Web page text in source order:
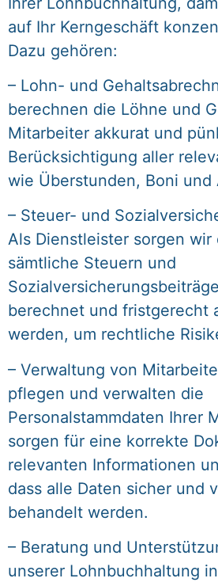
auf Ihr Kerngeschäft
Dazu gehören:
– Lohn- und
berechnen die Löhne und
Mitarbeiter akkurat und
Berücksichtigung aller
wie Überstunden, Boni und
– Steuer- und
Als Dienstleister sorgen wir
sämtliche Steuern und
berechnet und fristgerecht
werden, um rechtliche
– Verwaltung von
pflegen und verwalten die
Personalstammdaten Ihrer
sorgen für eine korrekte
relevanten Informationen
dass alle Daten sicher und
behandelt werden.
– Beratung und
unserer Lohnbuchhaltung